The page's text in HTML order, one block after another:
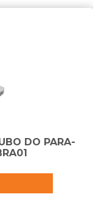
DO PARA-